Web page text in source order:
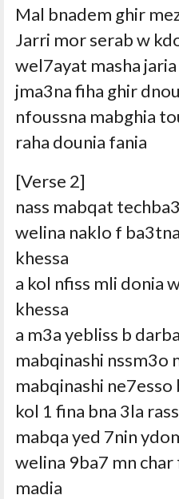
Mal bnadem ghir
Jarri mor serab w
wel7ayat masha jaria
jma3na fiha ghir
nfoussna mabghia
raha dounia fania
[Verse 2]
nass mabqat
welina naklo f
khessa
a kol nfiss mli donia
khessa
a m3a yebliss b
mabqinashi nssm3o
mabqinashi
kol 1 fina bna 3la
mabqa yed 7nin
welina 9ba7 mn
madia